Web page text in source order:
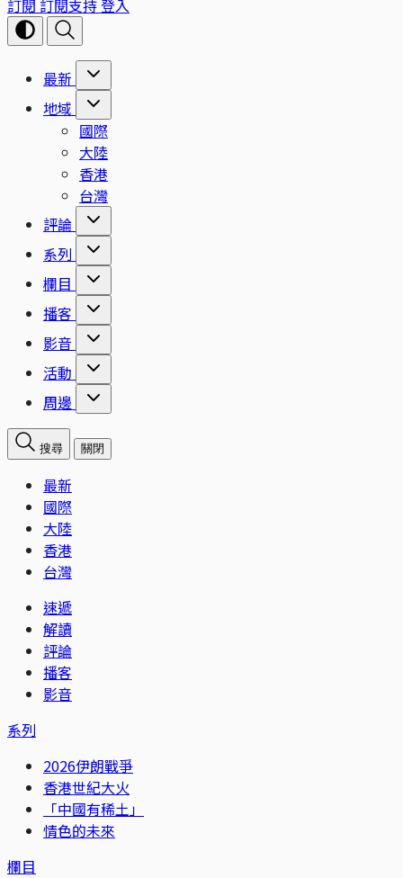
訂閱 訂閱支持登入
最新
地域
國際
大陸
香港
台灣
評論
系列
欄目
播客
影音
活動
周邊
搜尋 關閉
最新
國際
大陸
香港
台灣
速遞
解讀
評論
播客
影音
系列
2026伊朗戰爭
香港世紀大火
「中國有稀土」
情色的未來
欄目